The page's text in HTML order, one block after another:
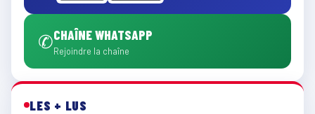
✆CHAÎNE WHATSAPP
Rejoindre la chaîne
LES + LUS